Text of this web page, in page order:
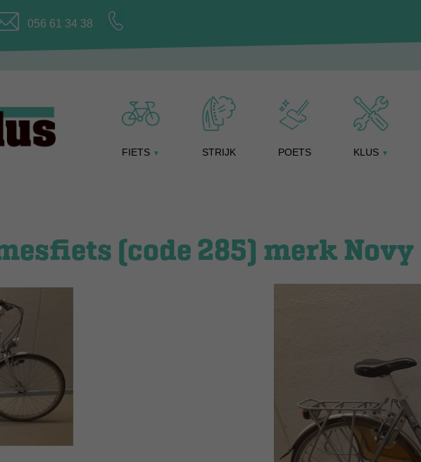
056 61 34 38
FIETS ▼ STRIJK POETS KLUS ▼
(code 285) merk Novy